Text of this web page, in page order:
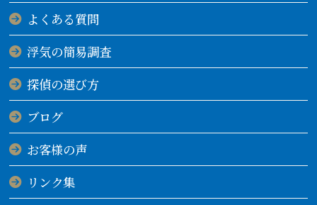
よくある質問
浮気の簡易調査
探偵の選び方
ブログ
お客様の声
リンク集